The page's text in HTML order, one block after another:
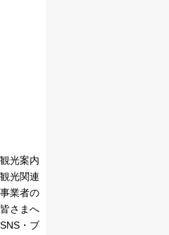
観光案内
観光関連
事業者の
皆さまへ
SNS・ブ